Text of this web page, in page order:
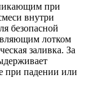
при
внутри
безопасной
лотком
заливка. За
при падении или